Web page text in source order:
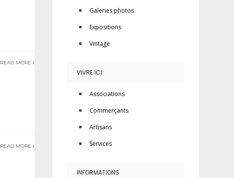
READ MORE
READ MORE
Galeries photos
Expositions
Vintage
VIVRE ICI
Associations
Commerçants
Artisans
Services
INFORMATIONS